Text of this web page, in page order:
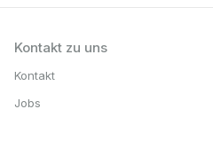
Kontakt zu uns
Kontakt
Jobs